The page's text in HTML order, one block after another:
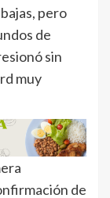
pero
de
sin
muy
de